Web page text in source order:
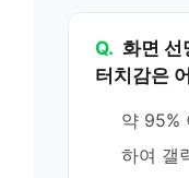
Q. 화면 선
터치감은
약 95%
하여 갤